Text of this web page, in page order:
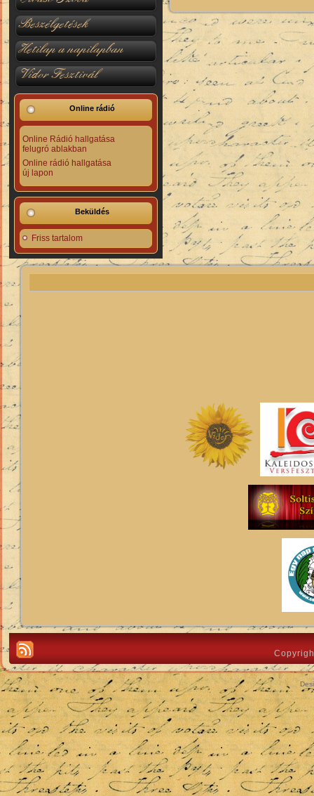
Beszélgetések
Hetilap a napilapban
Vidor Fesztivál
Online rádió
Online Rádió hallgatása
felugró ablakban
Online rádió hallgatása
új lapon
Beküldés
Friss tartalom